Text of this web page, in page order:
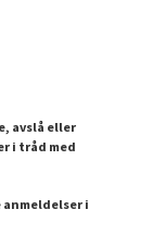
avslå eller
i tråd med
i